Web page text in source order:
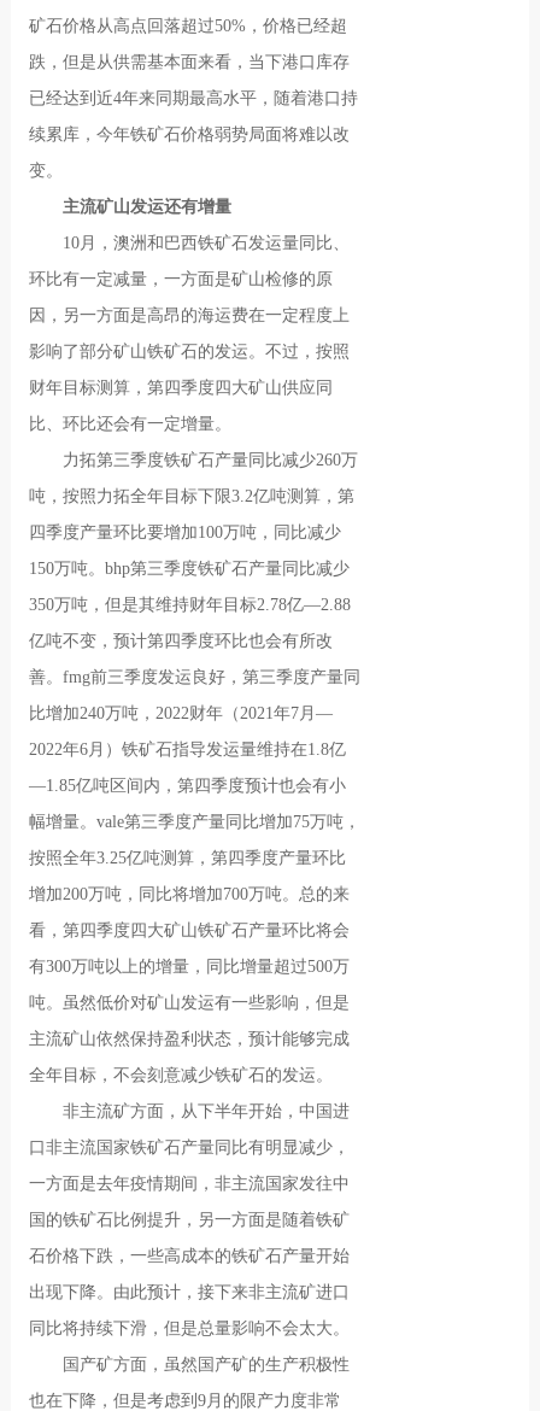
矿石价格从高点回落超过50%，价格已经超
跌，但是从供需基本面来看，当下港口库存
已经达到近4年来同期最高水平，随着港口持
续累库，今年铁矿石价格弱势局面将难以改
变。
主流矿山发运还有增量
10月，澳洲和巴西铁矿石发运量同比、
环比有一定减量，一方面是矿山检修的原
因，另一方面是高昂的海运费在一定程度上
影响了部分矿山铁矿石的发运。不过，按照
财年目标测算，第四季度四大矿山供应同
比、环比还会有一定增量。
力拓第三季度铁矿石产量同比减少260万
吨，按照力拓全年目标下限3.2亿吨测算，第
四季度产量环比要增加100万吨，同比减少
150万吨。bhp第三季度铁矿石产量同比减少
350万吨，但是其维持财年目标2.78亿—2.88
亿吨不变，预计第四季度环比也会有所改
善。fmg前三季度发运良好，第三季度产量同
比增加240万吨，2022财年（2021年7月—
2022年6月）铁矿石指导发运量维持在1.8亿
—1.85亿吨区间内，第四季度预计也会有小
幅增量。vale第三季度产量同比增加75万吨，
按照全年3.25亿吨测算，第四季度产量环比
增加200万吨，同比将增加700万吨。总的来
看，第四季度四大矿山铁矿石产量环比将会
有300万吨以上的增量，同比增量超过500万
吨。虽然低价对矿山发运有一些影响，但是
主流矿山依然保持盈利状态，预计能够完成
全年目标，不会刻意减少铁矿石的发运。
非主流矿方面，从下半年开始，中国进
口非主流国家铁矿石产量同比有明显减少，
一方面是去年疫情期间，非主流国家发往中
国的铁矿石比例提升，另一方面是随着铁矿
石价格下跌，一些高成本的铁矿石产量开始
出现下降。由此预计，接下来非主流矿进口
同比将持续下滑，但是总量影响不会太大。
国产矿方面，虽然国产矿的生产积极性
也在下降，但是考虑到9月的限产力度非常